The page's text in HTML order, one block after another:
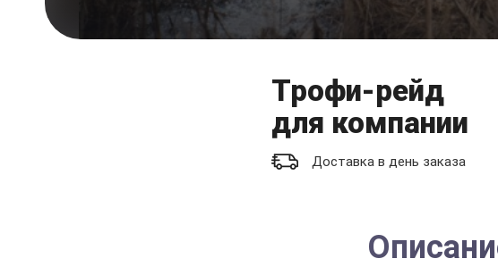
Трофи-рейд
для компании
Доставка в день заказа